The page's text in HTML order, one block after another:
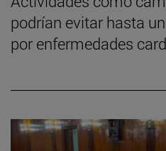
podrían evitar hasta
por enfermedades